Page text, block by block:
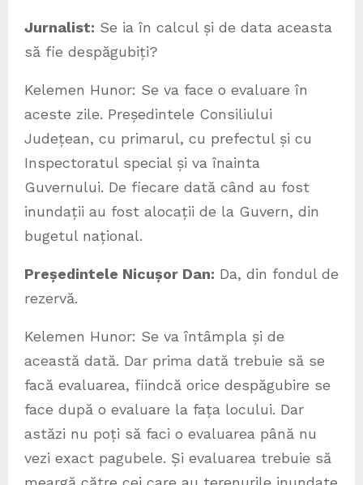
Jurnalist: Se ia în calcul și de data aceasta
să fie despăgubiți?
Kelemen Hunor: Se va face o evaluare în
aceste zile. Președintele Consiliului
Județean, cu primarul, cu prefectul și cu
Inspectoratul special și va înainta
Guvernului. De fiecare dată când au fost
inundații au fost alocații de la Guvern, din
bugetul național.
Președintele Nicușor Dan: Da, din fondul de
rezervă.
Kelemen Hunor: Se va întâmpla și de
această dată. Dar prima dată trebuie să se
facă evaluarea, fiindcă orice despăgubire se
face după o evaluare la fața locului. Dar
astăzi nu poți să faci o evaluarea până nu
vezi exact pagubele. Și evaluarea trebuie să